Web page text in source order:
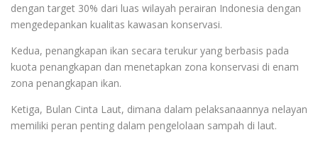
dengan target 30% dari luas wilayah perairan Indonesia dengan
mengedepankan kualitas kawasan konservasi.
Kedua, penangkapan ikan secara terukur yang berbasis pada
kuota penangkapan dan menetapkan zona konservasi di enam
zona penangkapan ikan.
Ketiga, Bulan Cinta Laut, dimana dalam pelaksanaannya nelayan
memiliki peran penting dalam pengelolaan sampah di laut.